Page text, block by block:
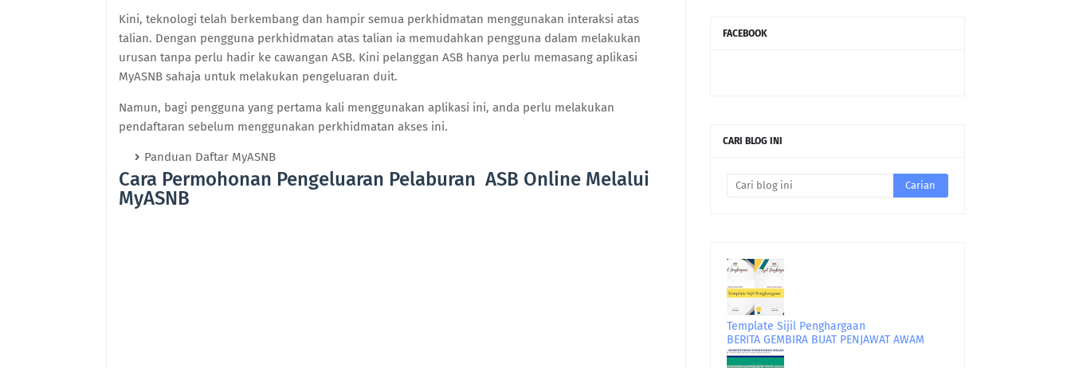
Kini, teknologi telah berkembang dan hampir semua perkhidmatan menggunakan interaksi atas
talian. Dengan pengguna perkhidmatan atas talian ia memudahkan pengguna dalam melakukan
urusan tanpa perlu hadir ke cawangan ASB. Kini pelanggan ASB hanya perlu memasang aplikasi
MyASNB sahaja untuk melakukan pengeluaran duit.
Namun, bagi pengguna yang pertama kali menggunakan aplikasi ini, anda perlu melakukan
pendaftaran sebelum menggunakan perkhidmatan akses ini.
Panduan Daftar MyASNB
Cara Permohonan Pengeluaran Pelaburan ASB Online Melalui
MyASNB
FACEBOOK
CARI BLOG INI
Template Sijil Penghargaan
BERITA GEMBIRA BUAT PENJAWAT AWAM